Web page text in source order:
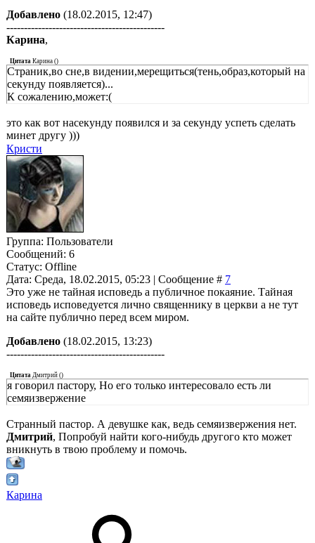
Добавлено (18.02.2015, 12:47)
---------------------------------------------
Карина,
Цитата Карина ()
Страник,во сне,в видении,мерещиться(тень,образ,который на
секунду появляется)...
К сожалению,может:(
это как вот насекунду появился и за секунду успеть сделать
минет другу )))
Кристи
Группа: Пользователи
Сообщений: 6
Статус: Offline
Дата: Среда, 18.02.2015, 05:23 | Сообщение # 7
Это уже не тайная исповедь а публичное покаяние. Тайная
исповедь исповедуется лично священнику в церкви а не тут
на сайте публично перед всем миром.
Добавлено (18.02.2015, 13:23)
---------------------------------------------
Цитата Дмитрий ()
я говорил пастору, Но его только интересовало есть ли
семяизвержение
Странный пастор. А девушке как, ведь семяизвержения нет.
Дмитрий, Попробуй найти кого-нибудь другого кто может
вникнуть в твою проблему и помочь.
Карина